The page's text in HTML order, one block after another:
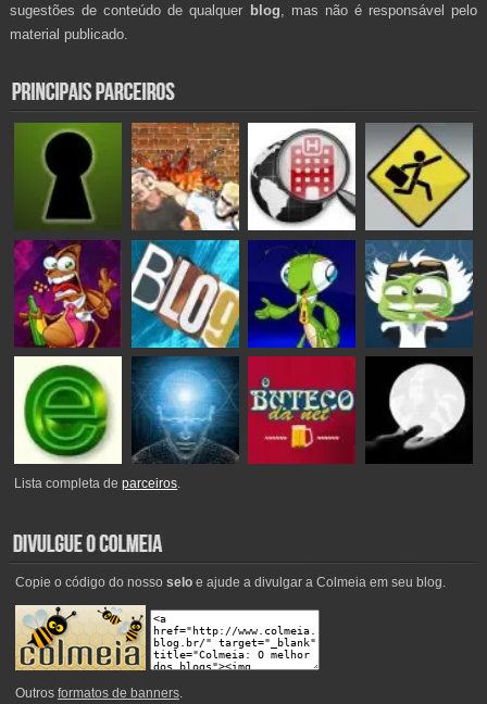
sugestões de conteúdo de qualquer blog , mas não é responsável pelo
material publicado.
Lista completa deparceiros.
Copie o código do nosso seloe ajude a divulgar a Colmeia em seu blog.
Outros formatos de banners.